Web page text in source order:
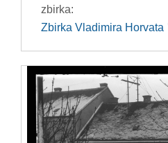
zbirka:
Zbirka Vladimira Horvata